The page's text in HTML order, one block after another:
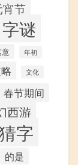
宵节
字谜
年初
文化
春节期间
西游
字
的是